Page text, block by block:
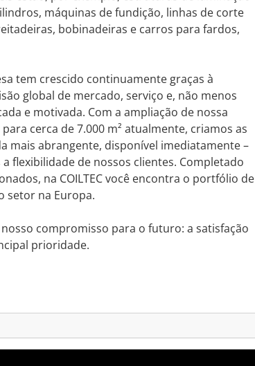
máquinas de fundição, linhas de corte
bobinadeiras e carros para fardos,
tem crescido continuamente graças à
global de mercado, serviço e, não menos
e motivada. Com a ampliação de nossa
cerca de 7.000 m² atualmente, criamos as
mais abrangente, disponível imediatamente –
flexibilidade de nossos clientes. Completado
na COILTEC você encontra o portfólio de
setor na Europa.
compromisso para o futuro: a satisfação
prioridade.